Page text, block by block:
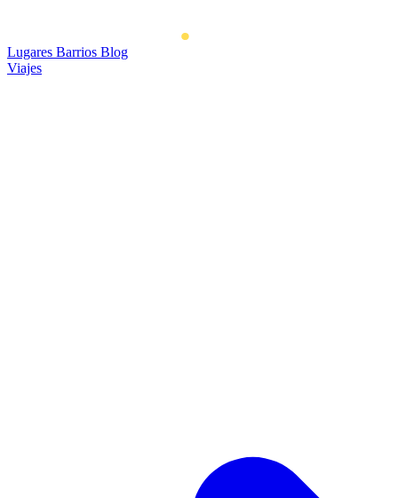
Lugares Barrios Blog
Viajes